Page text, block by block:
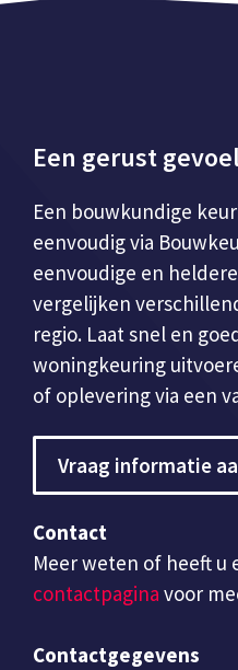
Een gerust
Een bouwkundige
eenvoudig via
eenvoudige en
vergelijken
regio. Laat snel en
woningkeuring
of oplevering via een
Vraag informatie
Contact
Meer weten of heeft u
contactpagina voor
Contactgegevens